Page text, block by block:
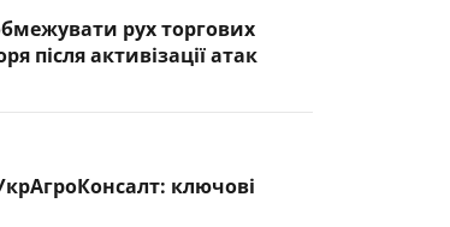
рух торгових
після активізації атак
ключові